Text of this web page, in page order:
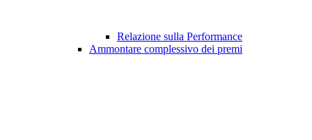
Relazione sulla Performance
Ammontare complessivo dei premi